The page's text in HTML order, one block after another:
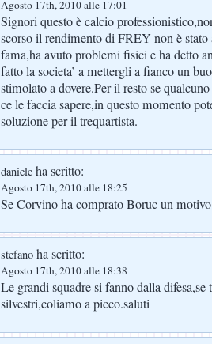
Agosto 17th, 2010 alle 17:01
Signori questo è calcio
scorso il rendimento di FREY non è stato
fama,ha avuto problemi fisici e ha detto
fatto la societa’ a mettergli a fianco un
stimolato a dovere.Per il resto se
ce le faccia sapere,in questo momento
soluzione per il trequartista.
daniele ha scritto:
Agosto 17th, 2010 alle 18:25
Se Corvino ha comprato Boruc un
stefano ha scritto:
Agosto 17th, 2010 alle 18:38
Le grandi squadre si fanno dalla
silvestri,coliamo a picco.saluti